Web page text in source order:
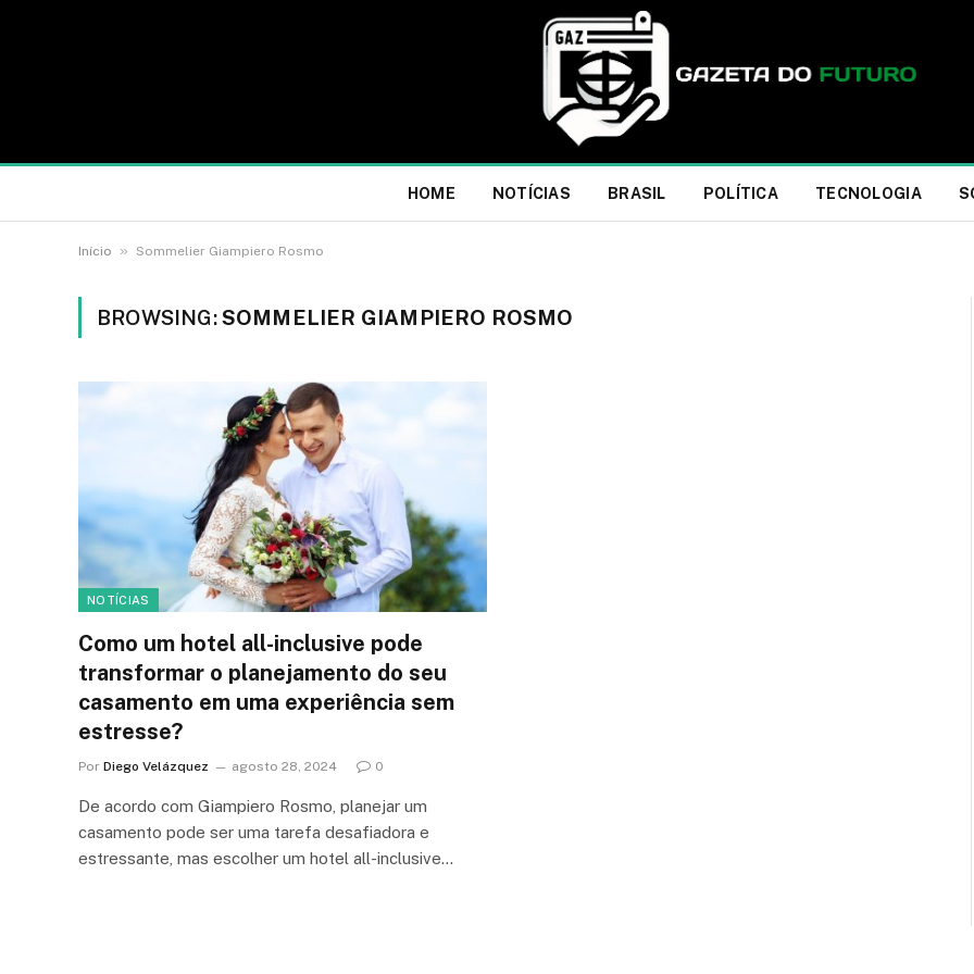
HOME NOTÍCIAS BRASIL POLÍTICA TECNOLOGIA
Início » Sommelier Giampiero Rosmo
BROWSING:SOMMELIER GIAMPIERO ROSMO
NOTÍCIAS
Como um hotel all-inclusive pode
transformar o planejamento do seu
casamento em uma experiência sem
estresse?
Por Diego Velázquez agosto 28, 2024 0
De acordo com Giampiero Rosmo, planejar um
casamento pode ser uma tarefa desafiadora e
estressante, mas escolher um hotel all-inclusive…